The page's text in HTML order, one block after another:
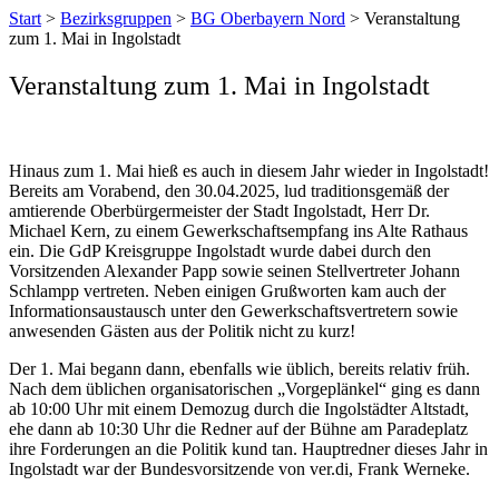
Start > Bezirksgruppen > BG Oberbayern Nord > Veranstaltung
zum 1. Mai in Ingolstadt
Veranstaltung zum 1. Mai in Ingolstadt
Hinaus zum 1. Mai hieß es auch in diesem Jahr wieder in Ingolstadt!
Bereits am Vorabend, den 30.04.2025, lud traditionsgemäß der
amtierende Oberbürgermeister der Stadt Ingolstadt, Herr Dr.
Michael Kern, zu einem Gewerkschaftsempfang ins Alte Rathaus
ein. Die GdP Kreisgruppe Ingolstadt wurde dabei durch den
Vorsitzenden Alexander Papp sowie seinen Stellvertreter Johann
Schlampp vertreten. Neben einigen Grußworten kam auch der
Informationsaustausch unter den Gewerkschaftsvertretern sowie
anwesenden Gästen aus der Politik nicht zu kurz!
Der 1. Mai begann dann, ebenfalls wie üblich, bereits relativ früh.
Nach dem üblichen organisatorischen „Vorgeplänkel“ ging es dann
ab 10:00 Uhr mit einem Demozug durch die Ingolstädter Altstadt,
ehe dann ab 10:30 Uhr die Redner auf der Bühne am Paradeplatz
ihre Forderungen an die Politik kund tan. Hauptredner dieses Jahr in
Ingolstadt war der Bundesvorsitzende von ver.di, Frank Werneke.